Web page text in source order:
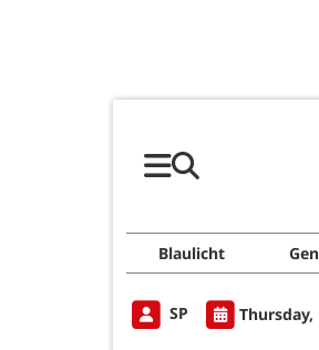
Blaulicht
SP Thursday,